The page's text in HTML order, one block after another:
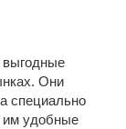
выгодные
Они
специально
им удобные